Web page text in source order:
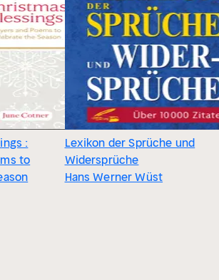
:
to
Lexikon der Sprüche und
Widersprüche
Hans Werner Wüst